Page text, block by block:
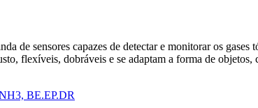
de sensores capazes de detectar e monitorar os gases
flexíveis, dobráveis e se adaptam a forma de objetos,
BE.EP.DR